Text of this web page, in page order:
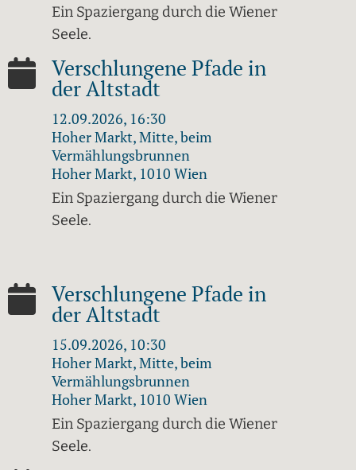
Ein Spaziergang durch die Wiener
Seele.
Verschlungene Pfade in
der Altstadt
12.09.2026, 16:30
Hoher Markt, Mitte, beim
Vermählungsbrunnen
Hoher Markt, 1010 Wien
Ein Spaziergang durch die Wiener
Seele.
Verschlungene Pfade in
der Altstadt
15.09.2026, 10:30
Hoher Markt, Mitte, beim
Vermählungsbrunnen
Hoher Markt, 1010 Wien
Ein Spaziergang durch die Wiener
Seele.